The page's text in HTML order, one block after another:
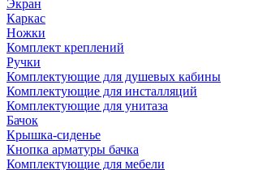
Экран
Каркас
Ножки
Комплект креплений
Ручки
Комплектующие для душевых кабины
Комплектующие для инсталляций
Комплектующие для унитаза
Бачок
Крышка-сиденье
Кнопка арматуры бачка
Комплектующие для мебели